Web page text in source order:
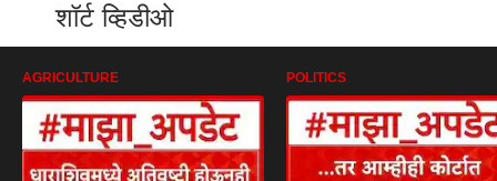
शॉर्ट व्हिडीओ
AGRICULTURE POLITICS